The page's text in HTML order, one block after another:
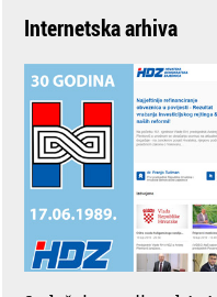
Internetska arhiva